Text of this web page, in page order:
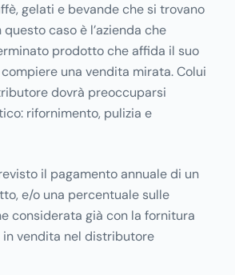
gelati e bevande che si trovano
caso è l’azienda che
prodotto che affida il suo
una vendita mirata. Colui
dovrà preoccuparsi
rifornimento, pulizia e
il pagamento annuale di un
e/o una percentuale sulle
considerata già con la fornitura
vendita nel distributore